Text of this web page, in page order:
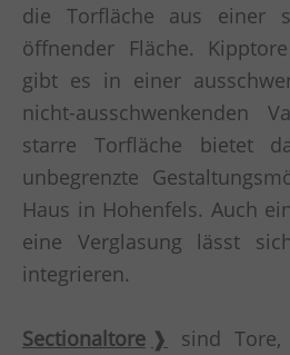
die Torfläche aus einer
öffnender Fläche.
gibt es in einer
nicht-ausschwenkenden
starre Torfläche bietet
unbegrenzte
Haus in Hohenfels. Auch
eine Verglasung lässt
integrieren.
Sectionaltore
sind